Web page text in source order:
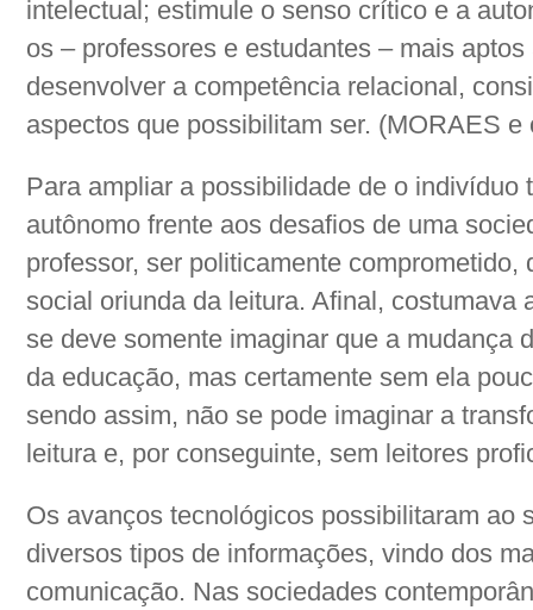
intelectual; estimule o senso crítico e a
os – professores e estudantes – mais
desenvolver a competência relacional,
aspectos que possibilitam ser. (MORAES e
Para ampliar a possibilidade de o indivíduo
autônomo frente aos desafios de uma
professor, ser politicamente
social oriunda da leitura. Afinal, costumava
se deve somente imaginar que a mudança
da educação, mas certamente sem ela
sendo assim, não se pode imaginar a
leitura e, por conseguinte, sem leitores
Os avanços tecnológicos possibilitaram ao
diversos tipos de informações, vindo dos
comunicação. Nas sociedades